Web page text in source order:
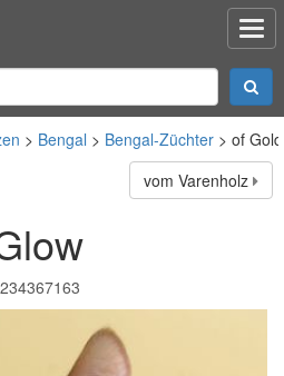
Bengal Bengal-Züchter
of
vom Varenholz
234367163